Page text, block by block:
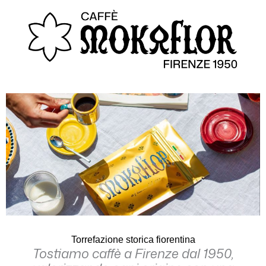
Torrefazione storica fiorentina
Tostiamo caffè a Firenze dal 1950,